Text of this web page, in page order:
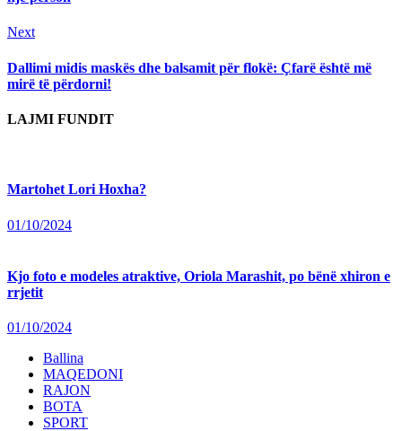
NextNext
Dallimi midis maskës dhe balsamit për flokë: Çfarë është më
mirë të përdorni!
LAJMI FUNDIT
Martohet Lori Hoxha?
01/10/2024
Kjo foto e modeles atraktive, Oriola Marashit, po bënë xhiron e
rrjetit
01/10/2024
Ballina
MAQEDONI
RAJON
BOTA
SPORT